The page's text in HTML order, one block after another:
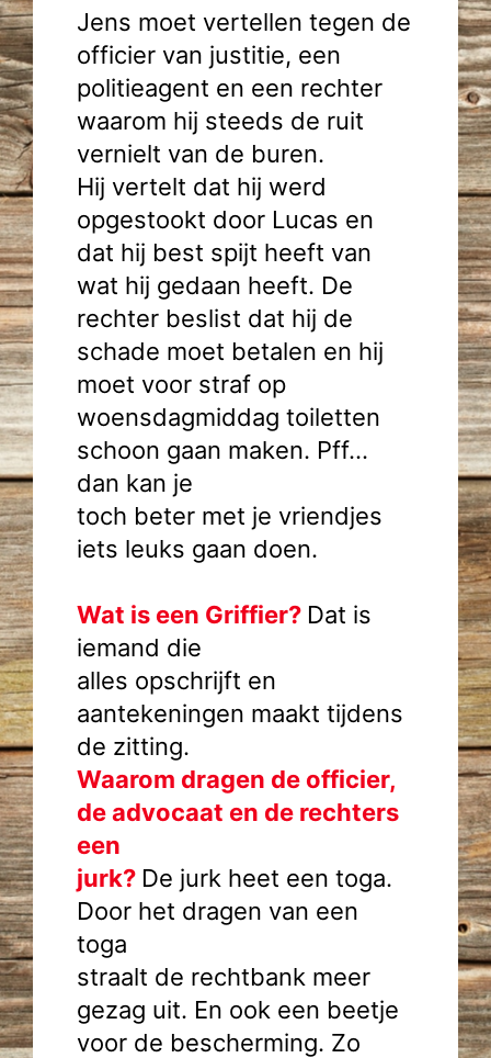
Jens moet vertellen tegen de
officier van justitie, een
politieagent en een rechter
waarom hij steeds de ruit
vernielt van de buren.
Hij vertelt dat hij werd
opgestookt door Lucas en
dat hij best spijt heeft van
wat hij gedaan heeft. De
rechter beslist dat hij de
schade moet betalen en hij
moet voor straf op
woensdagmiddag toiletten
schoon gaan maken. Pff…
dan kan je
toch beter met je vriendjes
iets leuks gaan doen.
Wat is een Griffier? Dat is
iemand die
alles opschrijft en
aantekeningen maakt tijdens
de zitting.
Waarom dragen de officier,
de advocaat en de rechters
een
jurk? De jurk heet een toga.
Door het dragen van een
toga
straalt de rechtbank meer
gezag uit. En ook een beetje
voor de bescherming. Zo